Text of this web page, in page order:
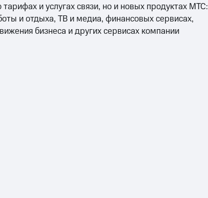
и услугах связи, но и новых продуктах МТС:
и отдыха, ТВ и медиа, финансовых сервисах,
бизнеса и других сервисах компании